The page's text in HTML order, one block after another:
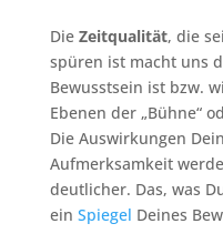
Die Zeitqualität, die
spüren ist macht uns
Bewusstsein ist bzw.
Ebenen der „Bühne“
Die Auswirkungen
Aufmerksamkeit
deutlicher. Das, was
ein Spiegel Deines